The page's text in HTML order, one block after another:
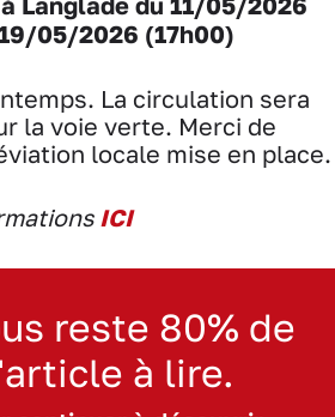
05/2026 (17h00)
La circulation sera
la voie verte. Merci de
locale mise en place.
ICI
reste 80% de
à lire.